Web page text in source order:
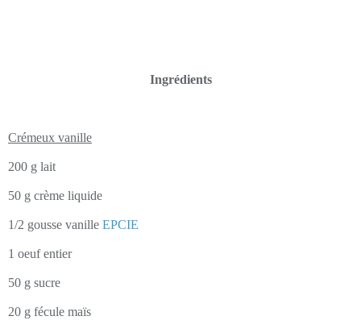
Ingrédients
Crémeux vanille
200 g lait
50 g crème liquide
1/2 gousse vanille EPCIE
1 oeuf entier
50 g sucre
20 g fécule maïs